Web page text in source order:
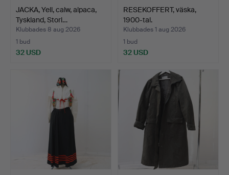
JACKA, Yell, calw, alpaca,
Tyskland, Storl…
Klubbades 8 aug 2026
1 bud
32 USD
RESEKOFFERT, väska,
1900-tal.
Klubbades 1 aug 2026
1 bud
32 USD